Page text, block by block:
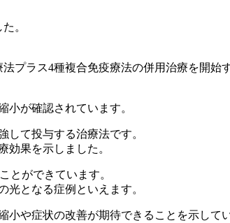
。
プラス4種複合免疫療法の併用治療を開始
が確認されています。
て投与する治療法です。
効果を示しました。
とができています。
となる症例といえます。
や症状の改善が期待できることを示して